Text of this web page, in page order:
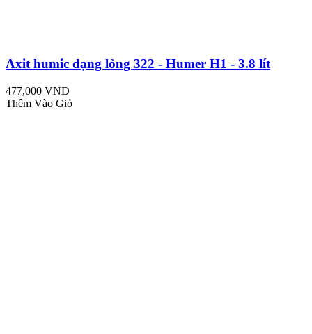
Axit humic dạng lỏng 322 - Humer H1 - 3.8 lít
477,000 VND
Thêm Vào Giỏ